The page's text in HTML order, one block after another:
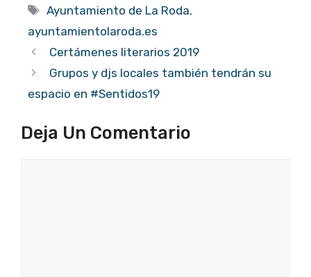
Etiquetas
Ayuntamiento de La Roda,
ayuntamientolaroda.es
Certámenes literarios 2019
Grupos y djs locales también tendrán su
espacio en #Sentidos19
Deja Un Comentario